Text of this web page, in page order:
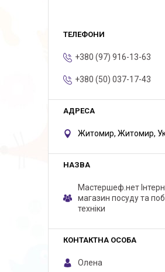
+380 (97) 916-13-63
+380 (50) 037-17-43
Житомир, Житомир,
Мастершеф.нет
магазин посуду та
техніки
Олена